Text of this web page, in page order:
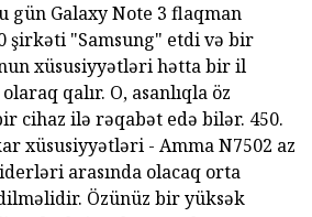
gün Galaxy Note 3 flaqman
şirkəti "Samsung" etdi və bir
xüsusiyyətləri hətta bir il
qalır. O, asanlıqla öz
cihaz ilə rəqabət edə bilər. 450.
xüsusiyyətləri - Amma N7502 az
arasında olacaq orta
Özünüz bir yüksək